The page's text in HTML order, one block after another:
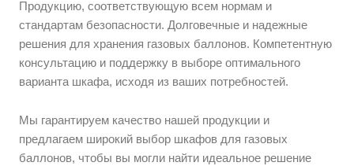
Продукцию, соответствующую всем нормам и
стандартам безопасности. Долговечные и надежные
решения для хранения газовых баллонов. Компетентную
консультацию и поддержку в выборе оптимального
варианта шкафа, исходя из ваших потребностей.
Мы гарантируем качество нашей продукции и
предлагаем широкий выбор шкафов для газовых
баллонов, чтобы вы могли найти идеальное решение